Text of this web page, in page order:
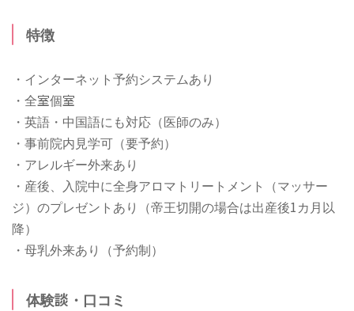
特徴
・インターネット予約システムあり
・全室個室
・英語・中国語にも対応（医師のみ）
・事前院内見学可（要予約）
・アレルギー外来あり
・産後、入院中に全身アロマトリートメント（マッサー
ジ）のプレゼントあり（帝王切開の場合は出産後1カ月以
降）
・母乳外来あり（予約制）
体験談・口コミ